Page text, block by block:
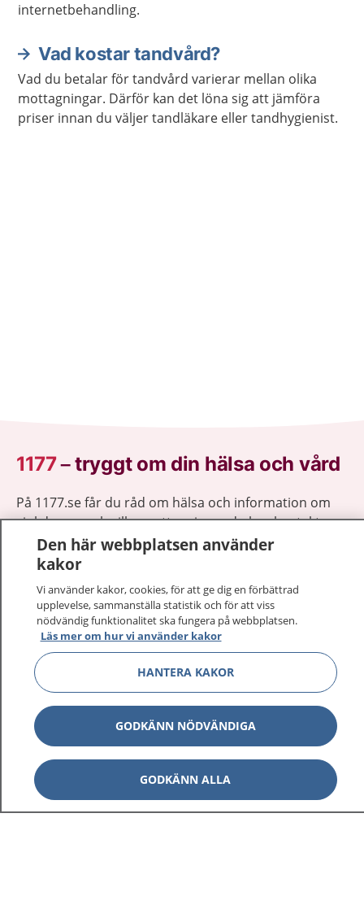
internetbehandling.
Vad kostar tandvård?
Vad du betalar för tandvård varierar mellan olika
mottagningar. Därför kan det löna sig att jämföra
priser innan du väljer tandläkare eller tandhygienist.
1177–tryggt om din hälsa och vård
På 1177.se får du råd om hälsa och information om
sjukdomar och vilka mottagningar du kan kontakta.
Logga in för att läsa din journal och göra dina
vårdärenden. Ring telefonnummer 1177 för
1177 ger dig råd när du vill må bättre.
1177 på flera språk Visa
Visa
Kontakt Visa
Den här webbplatsen använder
kakor
Vi använder kakor, cookies, för att ge dig en förbättrad
upplevelse, sammanställa statistik och för att viss
nödvändig funktionalitet ska fungera på webbplatsen.
Läs mer om hur vi använder kakor
HANTERA KAKOR
GODKÄNN NÖDVÄNDIGA
GODKÄNN ALLA